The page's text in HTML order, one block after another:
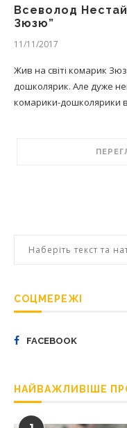
Всеволод
Зюзю”
11/11/2017
Жив на світi комарик
дошколярик. Але дуже
комарики-дошколярики
СОЦМЕРЕЖІ
FACEBOOK
НАЙВАЖЛИВІШЕ